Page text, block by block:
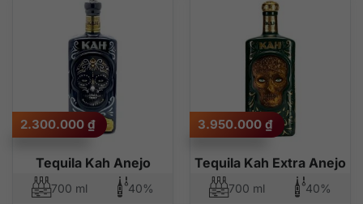
Tequila Kah Anejo
2.300.000 ₫
700 ml 40%
Tequila Kah Extra Anejo
3.950.000 ₫
700 ml 40%